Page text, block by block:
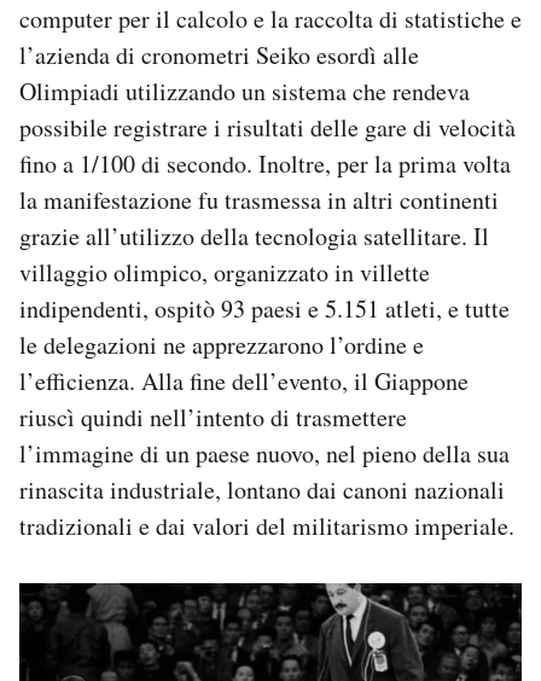
computer per il calcolo e la raccolta di statistiche e
l’azienda di cronometri Seiko esordì alle
Olimpiadi utilizzando un sistema che rendeva
possibile registrare i risultati delle gare di velocità
fino a 1/100 di secondo. Inoltre, per la prima volta
la manifestazione fu trasmessa in altri continenti
grazie all’utilizzo della tecnologia satellitare. Il
villaggio olimpico, organizzato in villette
indipendenti, ospitò 93 paesi e 5.151 atleti, e tutte
le delegazioni ne apprezzarono l’ordine e
l’efficienza. Alla fine dell’evento, il Giappone
riuscì quindi nell’intento di trasmettere
l’immagine di un paese nuovo, nel pieno della sua
rinascita industriale, lontano dai canoni nazionali
tradizionali e dai valori del militarismo imperiale.